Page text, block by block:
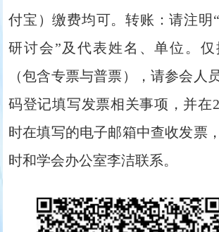
付宝）缴费均可。转账：请注明
研讨会”及代表姓名、单位。
（包含专票与普票），请参会人
码登记填写发票相关事项，并在
时在填写的电子邮箱中查收发票
时和学会办公室李洁联系。